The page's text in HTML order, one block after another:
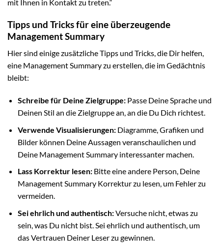
mit Ihnen in Kontakt zu treten.“
Tipps und Tricks für eine überzeugende
Management Summary
Hier sind einige zusätzliche Tipps und Tricks, die Dir helfen,
eine Management Summary zu erstellen, die im Gedächtnis
bleibt:
Schreibe für Deine Zielgruppe:Passe Deine Sprache und
Deinen Stil an die Zielgruppe an, an die Du Dich richtest.
Verwende Visualisierungen:Diagramme, Grafiken und
Bilder können Deine Aussagen veranschaulichen und
Deine Management Summary interessanter machen.
Lass Korrektur lesen:Bitte eine andere Person, Deine
Management Summary Korrektur zu lesen, um Fehler zu
vermeiden.
Sei ehrlich und authentisch:Versuche nicht, etwas zu
sein, was Du nicht bist. Sei ehrlich und authentisch, um
das Vertrauen Deiner Leser zu gewinnen.